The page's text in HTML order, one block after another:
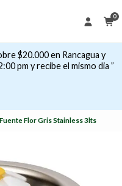
0
$20.000 en Rancagua y
pm y recibe el mismo dia ”
Flor Gris Stainless 3lts